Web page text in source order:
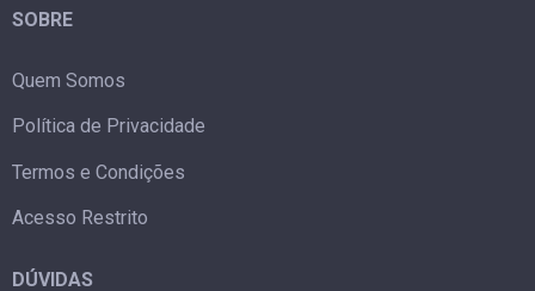
SOBRE
Quem Somos
Política de Privacidade
Termos e Condições
Acesso Restrito
DÚVIDAS